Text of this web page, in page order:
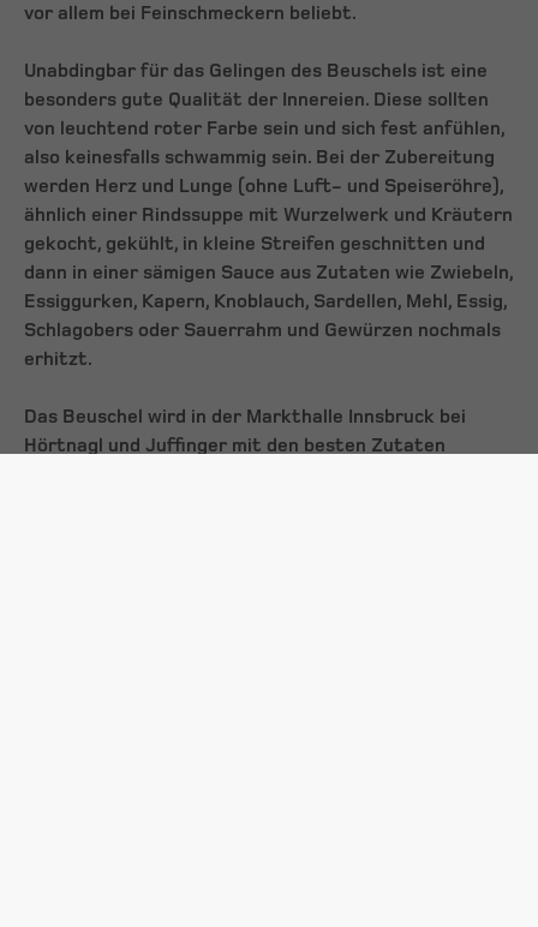
vor allem bei Feinschmeckern beliebt.
Unabdingbar für das Gelingen des Beuschels ist eine
besonders gute Qualität der Innereien. Diese sollten
von leuchtend roter Farbe sein und sich fest anfühlen,
also keinesfalls schwammig sein. Bei der Zubereitung
werden Herz und Lunge (ohne Luft- und Speiseröhre),
ähnlich einer Rindssuppe mit Wurzelwerk und Kräutern
gekocht, gekühlt, in kleine Streifen geschnitten und
dann in einer sämigen Sauce aus Zutaten wie Zwiebeln,
Essiggurken, Kapern, Knoblauch, Sardellen, Mehl, Essig,
Schlagobers oder Sauerrahm und Gewürzen nochmals
erhitzt.
Das Beuschel wird in der Markthalle Innsbruck bei
Hörtnagl und Juffinger mit den besten Zutaten